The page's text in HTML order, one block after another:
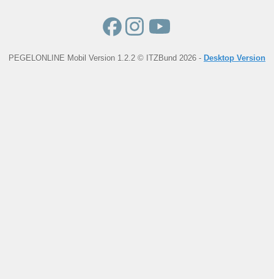
PEGELONLINE Mobil Version 1.2.2 © ITZBund 2026 - Desktop Version